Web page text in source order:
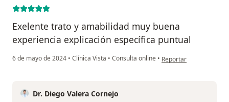
Exelente trato y amabilidad muy buena
experiencia explicación específica puntual
6 de mayo de 2024 • Clínica Vista • Consulta online • en opinión del usuario
Reportar
Dr. Diego Valera Cornejo